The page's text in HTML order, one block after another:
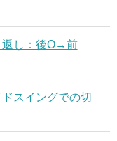
返し：後O→前
スイングでの切